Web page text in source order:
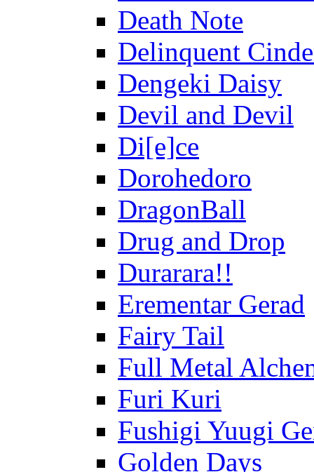
Death Note
Delinquent
Dengeki Daisy
Devil and Devil
Di[e]ce
Dorohedoro
DragonBall
Drug and Drop
Durarara!!
Erementar Gerad
Fairy Tail
Full Metal
Furi Kuri
Fushigi Yuugi
Golden Days